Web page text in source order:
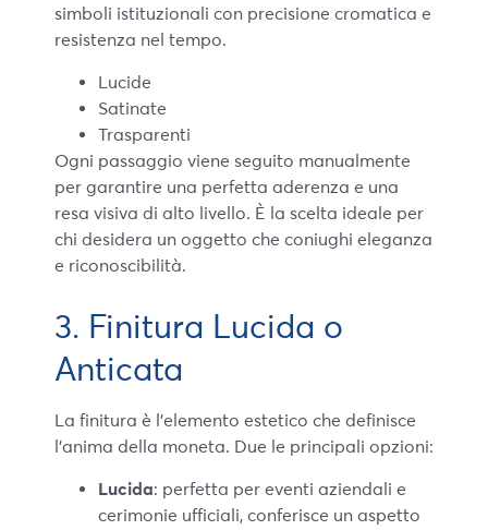
simboli istituzionali con precisione cromatica e
resistenza nel tempo.
Lucide
Satinate
Trasparenti
Ogni passaggio viene seguito manualmente
per garantire una perfetta aderenza e una
resa visiva di alto livello. È la scelta ideale per
chi desidera un oggetto che coniughi eleganza
e riconoscibilità.
3. Finitura Lucida o
Anticata
La finitura è l’elemento estetico che definisce
l’anima della moneta. Due le principali opzioni:
Lucida: perfetta per eventi aziendali e
cerimonie ufficiali, conferisce un aspetto